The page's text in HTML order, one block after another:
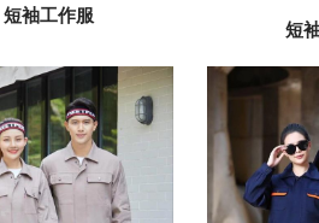
短袖工作服
短